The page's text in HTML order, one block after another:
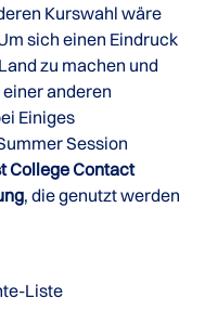
Kurswahl wäre
sich einen Eindruck
zu machen und
anderen
Einiges
Session
College Contact
, die genutzt werden
Liste